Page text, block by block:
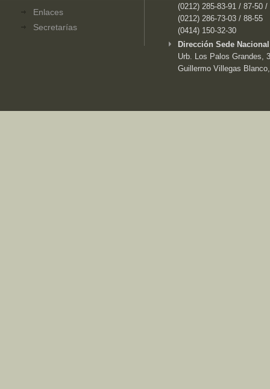
Enlaces
Secretarías
(0212) 285-83-91 / 87-50 /
(0212) 286-73-03 / 88-55
(0414) 150-32-30
Dirección Sede
Urb. Los Palos Grandes,
Guillermo Villegas